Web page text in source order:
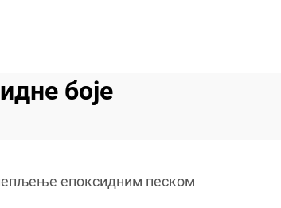
боје
епоксидним песком